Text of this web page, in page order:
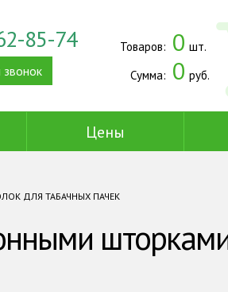
85-74 Товаров: 0 шт.
Сумма: 0 руб.
Цены
ДЛЯ ТАБАЧНЫХ ПАЧЕК